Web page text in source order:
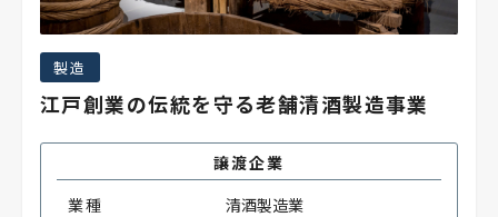
製造
江戸創業の伝統を守る老舗清酒製造事業
譲渡企業
業種
清酒製造業